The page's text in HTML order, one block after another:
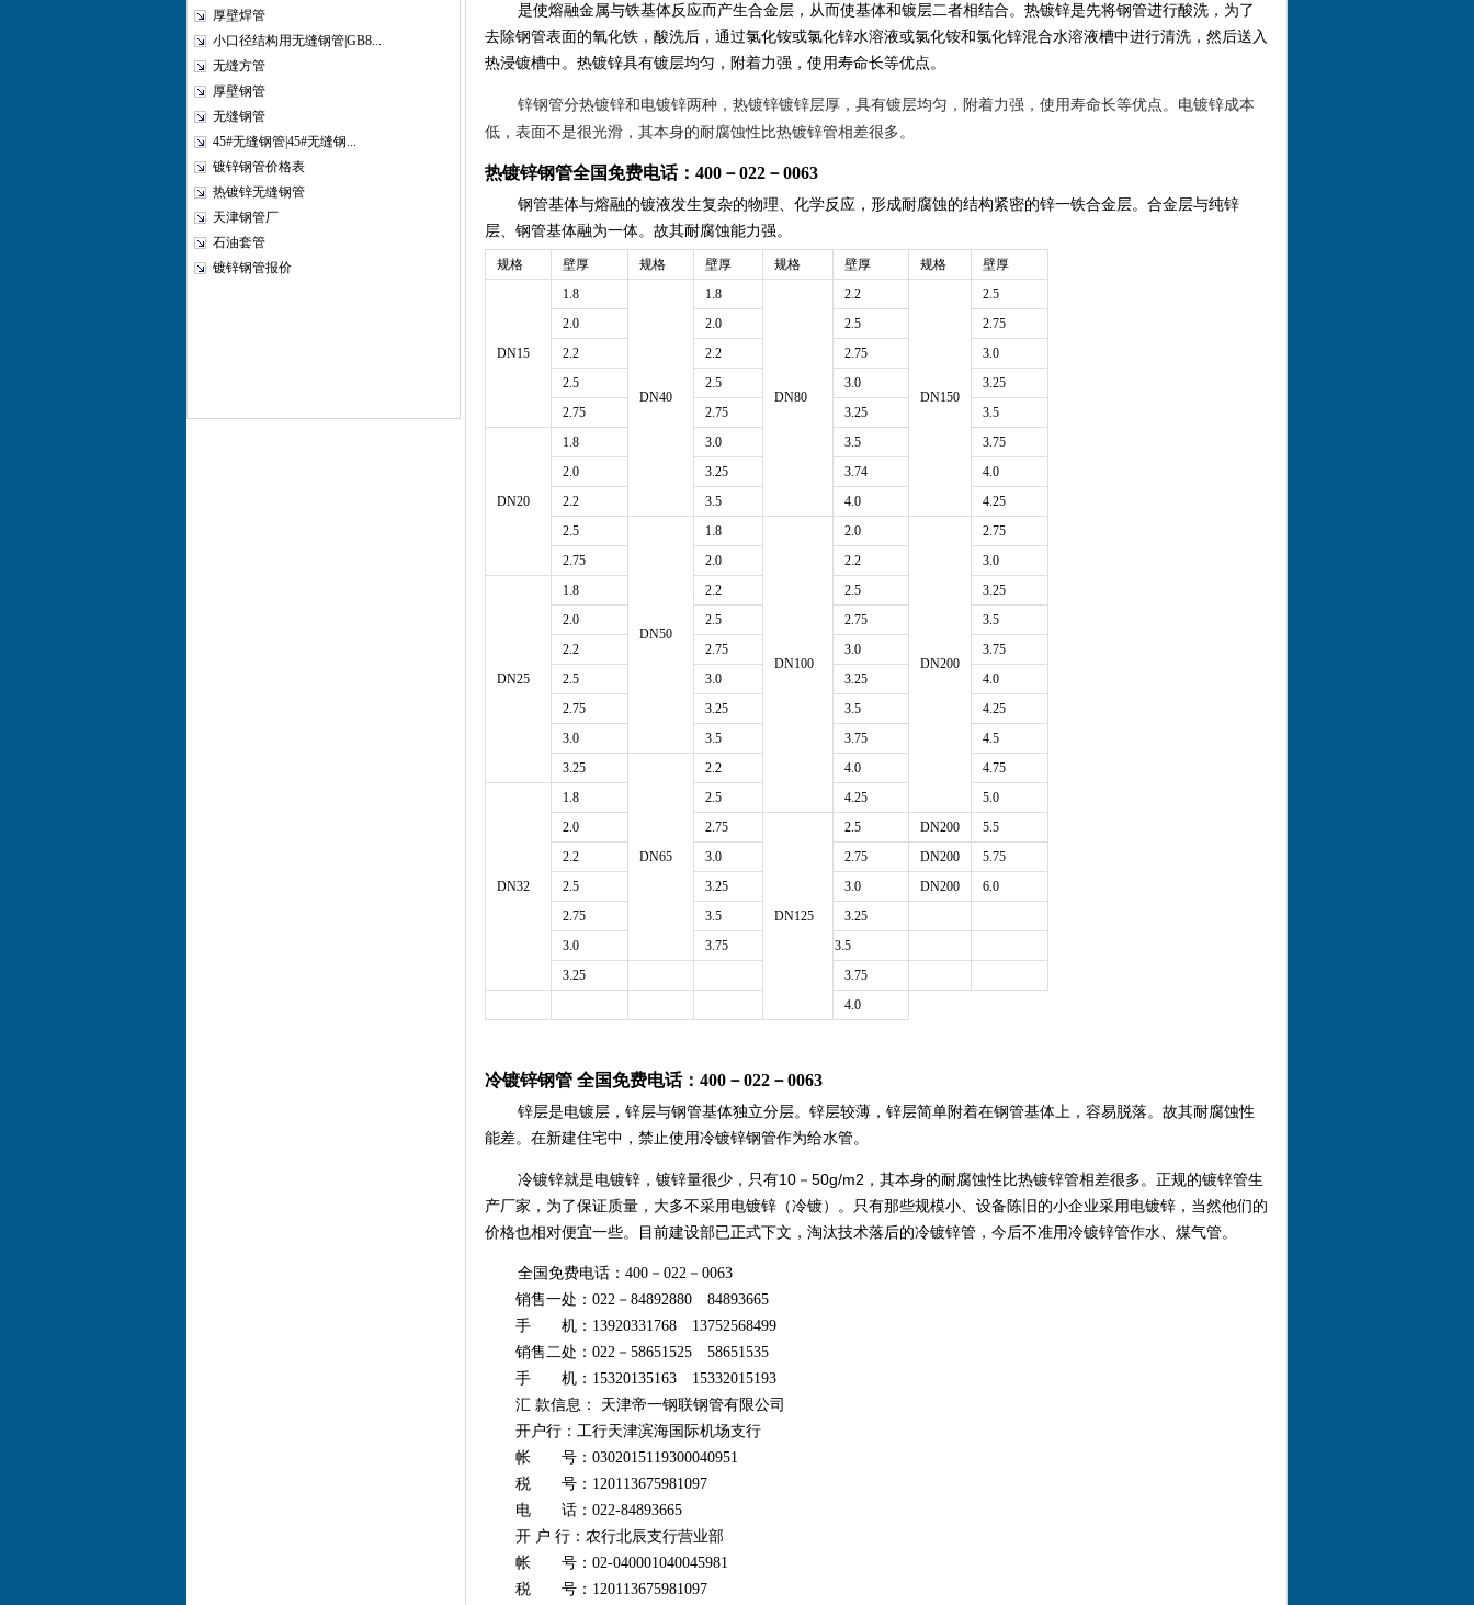
厚壁焊管
小口径结构用无缝钢管|GB8...
无缝方管
厚壁钢管
无缝钢管
45#无缝钢管|45#无缝钢...
镀锌钢管价格表
热镀锌无缝钢管
天津钢管厂
石油套管
镀锌钢管报价
是使熔融金属与铁基体反应而产生合金层，从而使基体和镀层二者相结合。热镀锌是先将钢管进行酸洗，为了
去除钢管表面的氧化铁，酸洗后，通过氯化铵或氯化锌水溶液或氯化铵和氯化锌混合水溶液槽中进行清洗，然后送入
热浸镀槽中。热镀锌具有镀层均匀，附着力强，使用寿命长等优点。
锌钢管分热镀锌和电镀锌两种，热镀锌镀锌层厚，具有镀层均匀，附着力强，使用寿命长等优点。电镀锌成本
低，表面不是很光滑，其本身的耐腐蚀性比热镀锌管相差很多。
热镀锌钢管全国免费电话：400－022－0063
钢管基体与熔融的镀液发生复杂的物理、化学反应，形成耐腐蚀的结构紧密的锌一铁合金层。合金层与纯锌
层、钢管基体融为一体。故其耐腐蚀能力强。
规格 壁厚 规格 壁厚 规格 壁厚 规格 壁厚
DN15
1.8
DN40
1.8
DN80
2.2
DN150
2.5
2.0
2.0 2.5
2.75
2.2
2.2 2.75
3.0
2.5
2.5 3.0
3.25
2.75
2.75 3.25 3.5
DN20
1.8 3.0 3.5
3.75
2.0
3.25 3.74
4.0
2.2
3.5 4.0
4.25
2.5
DN50
1.8
DN100
2.0
DN200
2.75
2.75
2.0 2.2 3.0
DN25
1.8 2.2 2.5
3.25
2.0
2.5 2.75
3.5
2.2
2.75 3.0
3.75
2.5
3.0 3.25
4.0
2.75
3.25 3.5
4.25
3.0
3.5 3.75
4.5
3.25
DN65
2.2 4.0 4.75
DN32
1.8 2.5 4.25
5.0
2.0
2.75
DN125
2.5 DN200
5.5
2.2
3.0 2.75 DN200
5.75
2.5
3.25 3.0 DN200
6.0
2.75
3.5
3.25
3.0
3.75
3.5
3.25
3.75
4.0
冷镀锌钢管 全国免费电话：400－022－0063
锌层是电镀层，锌层与钢管基体独立分层。锌层较薄，锌层简单附着在钢管基体上，容易脱落。故其耐腐蚀性
能差。在新建住宅中，禁止使用冷镀锌钢管作为给水管。
冷镀锌就是电镀锌，镀锌量很少，只有10－50g/m2，其本身的耐腐蚀性比热镀锌管相差很多。正规的镀锌管生
产厂家，为了保证质量，大多不采用电镀锌（冷镀）。只有那些规模小、设备陈旧的小企业采用电镀锌，当然他们的
价格也相对便宜一些。目前建设部已正式下文，淘汰技术落后的冷镀锌管，今后不准用冷镀锌管作水、煤气管。
全国免费电话：400－022－0063
销售一处：022－84892880 84893665
手 机：13920331768 13752568499
销售二处：022－58651525 58651535
手 机：15320135163 15332015193
汇 款信息： 天津帝一钢联钢管有限公司
开户行：工行天津滨海国际机场支行
帐 号：0302015119300040951
税 号：120113675981097
电 话：022-84893665
开 户 行：农行北辰支行营业部
帐 号：02-040001040045981
税 号：120113675981097